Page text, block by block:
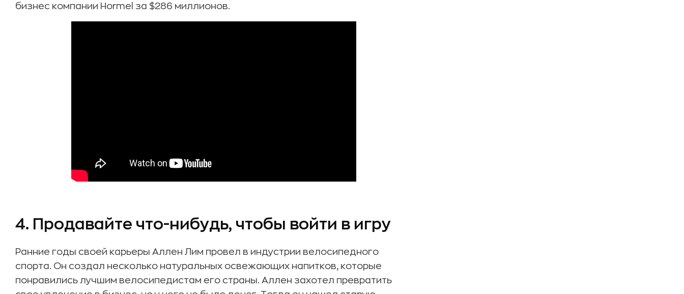
бизнес компании Hormel за $286 миллионов.
4. Продавайте что-нибудь, чтобы войти в игру
Ранние годы своей карьеры Аллен Лим провел в индустрии велосипедного
спорта. Он создал несколько натуральных освежающих напитков, которые
понравились лучшим велосипедистам его страны. Аллен захотел превратить